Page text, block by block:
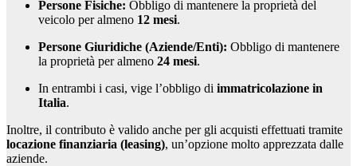
Persone Fisiche: Obbligo di mantenere la proprietà del
veicolo per almeno 12 mesi.
Persone Giuridiche (Aziende/Enti): Obbligo di mantenere
la proprietà per almeno 24 mesi.
In entrambi i casi, vige l’obbligo di immatricolazione in
Italia.
Inoltre, il contributo è valido anche per gli acquisti effettuati tramite
locazione finanziaria (leasing), un’opzione molto apprezzata dalle
aziende.